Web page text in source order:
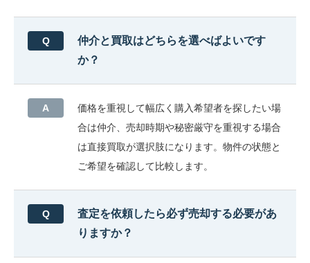
仲介と買取はどちらを選べばよいです
か？
価格を重視して幅広く購入希望者を探したい場
合は仲介、売却時期や秘密厳守を重視する場合
は直接買取が選択肢になります。物件の状態と
ご希望を確認して比較します。
査定を依頼したら必ず売却する必要があ
りますか？